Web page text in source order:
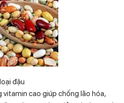
đậu
vitamin cao giúp chống lão hóa,